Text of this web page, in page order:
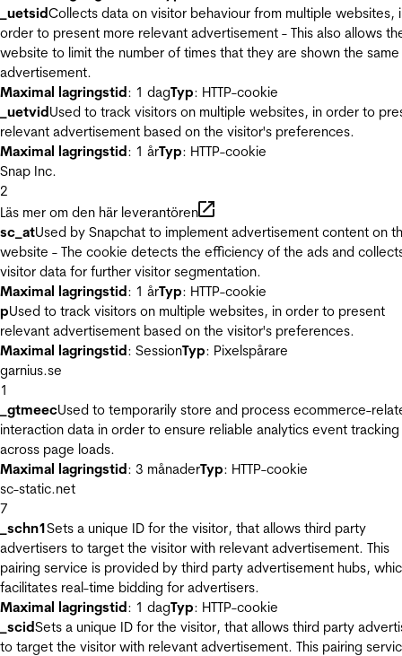
_uetsidCollects data on visitor behaviour from multiple websites,
order to present more relevant advertisement - This also allows
website to limit the number of times that they are shown the same
advertisement.
Maximal lagringstid: 1 dagTyp: HTTP-cookie
_uetvidUsed to track visitors on multiple websites, in order to
relevant advertisement based on the visitor's preferences.
Maximal lagringstid: 1 årTyp: HTTP-cookie
Snap Inc.
2
Läs mer om den här leverantören
sc_atUsed by Snapchat to implement advertisement content on
website - The cookie detects the efficiency of the ads and
visitor data for further visitor segmentation.
Maximal lagringstid: 1 årTyp: HTTP-cookie
pUsed to track visitors on multiple websites, in order to present
relevant advertisement based on the visitor's preferences.
Maximal lagringstid: SessionTyp: Pixelspårare
garnius.se
1
_gtmeecUsed to temporarily store and process ecommerce-
interaction data in order to ensure reliable analytics event tracking
across page loads.
Maximal lagringstid: 3 månaderTyp: HTTP-cookie
sc-static.net
7
_schn1Sets a unique ID for the visitor, that allows third party
advertisers to target the visitor with relevant advertisement. This
pairing service is provided by third party advertisement hubs,
facilitates real-time bidding for advertisers.
Maximal lagringstid: 1 dagTyp: HTTP-cookie
_scidSets a unique ID for the visitor, that allows third party
to target the visitor with relevant advertisement. This pairing